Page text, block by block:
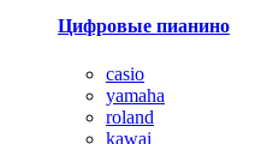
Цифровые пианино
casio
yamaha
roland
kawai